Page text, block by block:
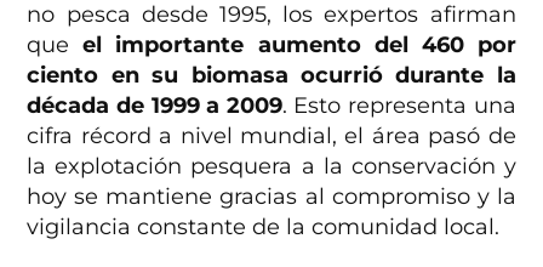
no pesca desde 1995, los expertos afirman
queel importante aumento del 460 por
ciento en su biomasa ocurrió durante la
década de 1999 a 2009. Esto representa una
cifra récord a nivel mundial, el área pasó de
la explotación pesquera a la conservación y
hoy se mantiene gracias al compromiso y la
vigilancia constante de la comunidad local.